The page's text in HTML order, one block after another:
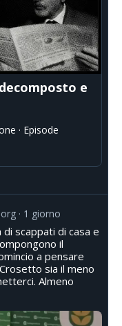
e
· Episode
1 giorno
scappati di casa e
il
a pensare
sia il meno
Almeno